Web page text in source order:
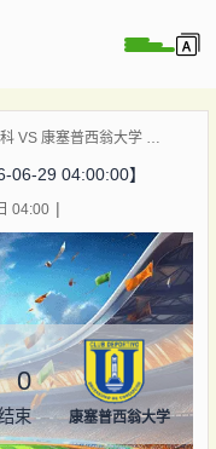
库里科 VS 康塞普西翁大学 【2026-06-29 04:00:00】
06-29 04:00:00】
04:00
0
束 康塞普西翁大学